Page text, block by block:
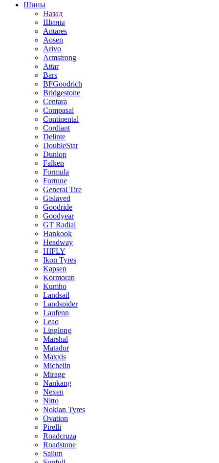
Шины
Назад
Шины
Antares
Aosen
Arivo
Armstrong
Attar
Bars
BFGoodrich
Bridgestone
Centara
Compasal
Continental
Cordiant
Delinte
DoubleStar
Dunlop
Falken
Formula
Fortune
General Tire
Gislaved
Goodride
Goodyear
GT Radial
Hankook
Headway
HIFLY
Ikon Tyres
Kapsen
Kormoran
Kumho
Landsail
Landspider
Laufenn
Leao
Linglong
Marshal
Matador
Maxxis
Michelin
Mirage
Nankang
Nexen
Nitto
Nokian Tyres
Ovation
Pirelli
Roadcruza
Roadstone
Sailun